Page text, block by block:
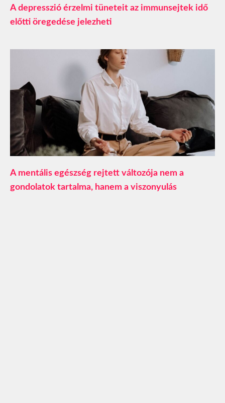
A depresszió érzelmi tüneteit az immunsejtek idő
előtti öregedése jelezheti
A mentális egészség rejtett változója nem a
gondolatok tartalma, hanem a viszonyulás